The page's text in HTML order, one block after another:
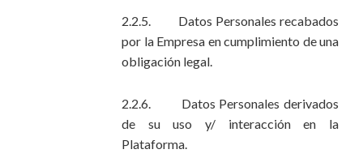
2.2.5. Datos Personales recabados
por la Empresa en cumplimiento de una
obligación legal.
2.2.6. Datos Personales derivados
de su uso y/ interacción en la
Plataforma.